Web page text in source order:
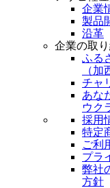
企業
製品
沿革
企業の取
ふる
（加
チャ
あな
ウク
採用
特定
ご利
プラ
弊社
方針